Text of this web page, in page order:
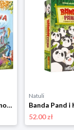
Rafa Koralowa Egmont
Natuli
52.00 zł